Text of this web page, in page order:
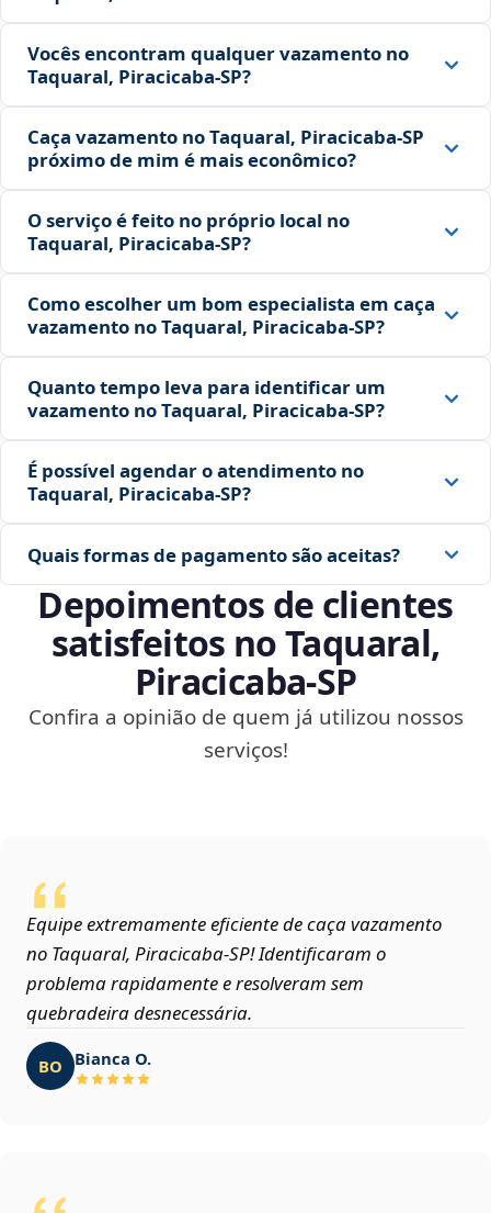
Vocês encontram qualquer vazamento no
Taquaral, Piracicaba‑SP?
Caça vazamento no Taquaral, Piracicaba‑SP
próximo de mim é mais econômico?
O serviço é feito no próprio local no
Taquaral, Piracicaba‑SP?
Como escolher um bom especialista em caça
vazamento no Taquaral, Piracicaba‑SP?
Quanto tempo leva para identificar um
vazamento no Taquaral, Piracicaba‑SP?
É possível agendar o atendimento no
Taquaral, Piracicaba‑SP?
Quais formas de pagamento são aceitas?
Depoimentos de clientes
satisfeitos no Taquaral,
Piracicaba‑SP
Confira a opinião de quem já utilizou nossos
serviços!
Equipe extremamente eficiente de caça vazamento
no Taquaral, Piracicaba‑SP! Identificaram o
problema rapidamente e resolveram sem
quebradeira desnecessária.
BO Bianca O.